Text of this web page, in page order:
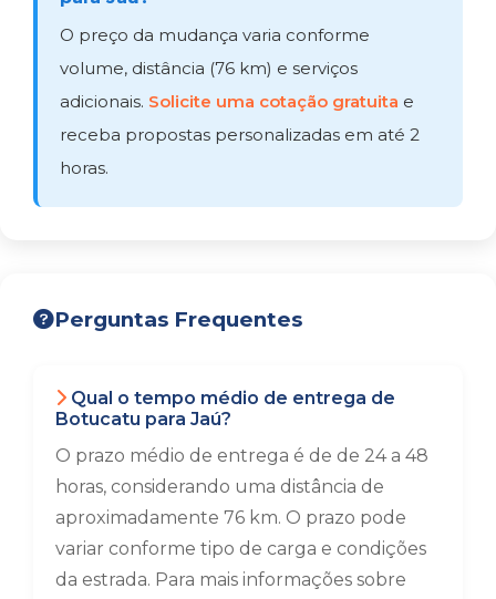
O preço da mudança varia conforme
volume, distância (76 km) e serviços
adicionais. Solicite uma cotação gratuita e
receba propostas personalizadas em até 2
horas.
Perguntas Frequentes
Qual o tempo médio de entrega de
Botucatu para Jaú?
O prazo médio de entrega é de de 24 a 48
horas, considerando uma distância de
aproximadamente 76 km. O prazo pode
variar conforme tipo de carga e condições
da estrada. Para mais informações sobre